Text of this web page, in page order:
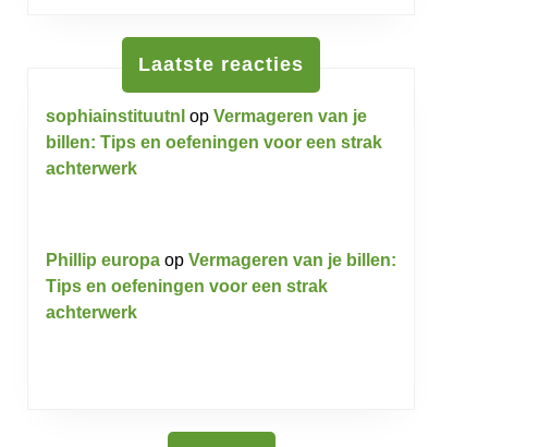
Laatste reacties
sophiainstituutnl op Vermageren van je
billen: Tips en oefeningen voor een strak
achterwerk
Phillip europa op Vermageren van je billen:
Tips en oefeningen voor een strak
achterwerk